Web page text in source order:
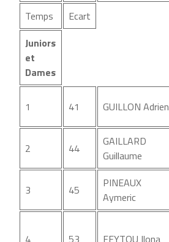
Temps
Ecart
Juniors
et
Dames
1 41 GUILLON Adrien
2 44
GAILLARD
Guillaume
3 45
PINEAUX
Aymeric
4 53 FEYTOU Ilona